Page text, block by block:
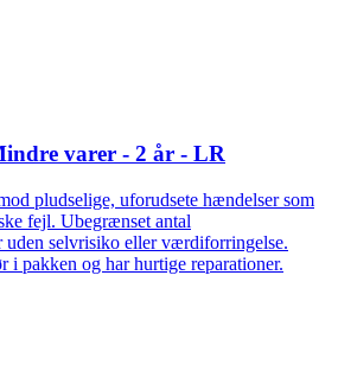
varer - 2 år - LR
pludselige, uforudsete hændelser som
fejl. Ubegrænset antal
uden selvrisiko eller værdiforringelse.
pakken og har hurtige reparationer.